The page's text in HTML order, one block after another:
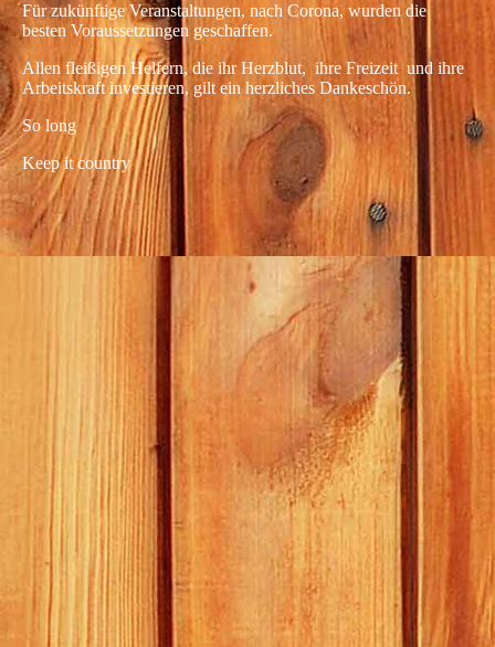
Für zukünftige Veranstaltungen, nach Corona, wurden die
besten Voraussetzungen geschaffen.
Allen fleißigen Helfern, die ihr Herzblut, ihre Freizeit und ihre
Arbeitskraft investieren, gilt ein herzliches Dankeschön.
So long
Keep it country
b53dadd7-29fb-4a23-afd9-75f73e177074
f82620eb-1cfb-41a3-b2f1-55de88553882
fcfc8d96-64fd-4103-9fd4-8d68ead0014b
a6b4c3f2-79a5-413b-ba1b-9c613772a17e
f8b42b8d-8e08-47a1-afc8-7757fc01d08d
adeef6c0-b5b9-4ffb-82ca-c0f6428455e8
ac440e81-4877-4baa-8f64-381f95272c94
9733f44d-348c-426f-b645-368e78b6444c
8e5e209a-954c-4d79-ab9c-9e786dcfbd53
91cfabab-c9c9-4e56-b394-a5e664b1f1fd
78ef92ee-14bf-4bdb-bab1-4e53077a0850